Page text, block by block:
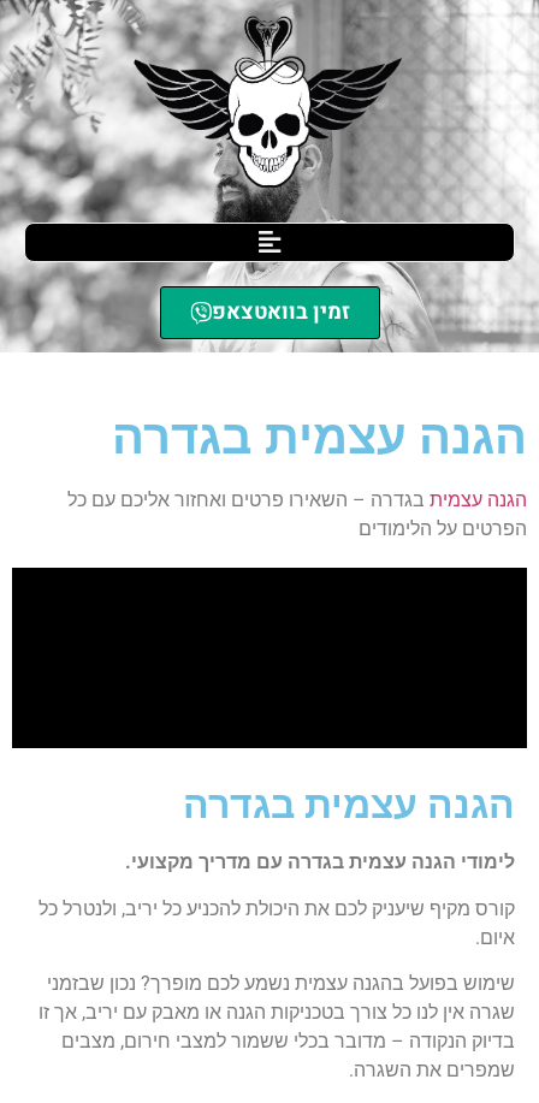
זמין בוואטצאפ
הגנה עצמית בגדרה
הגנה עצמית בגדרה – השאירו פרטים ואחזור אליכם עם כל
הפרטים על הלימודים
הגנה עצמית בגדרה
לימודי הגנה עצמית בגדרה עם מדריך מקצועי.
קורס מקיף שיעניק לכם את היכולת להכניע כל יריב, ולנטרל כל
איום.
שימוש בפועל בהגנה עצמית נשמע לכם מופרך? נכון שבזמני
שגרה אין לנו כל צורך בטכניקות הגנה או מאבק עם יריב, אך זו
בדיוק הנקודה – מדובר בכלי ששמור למצבי חירום, מצבים
שמפרים את השגרה.